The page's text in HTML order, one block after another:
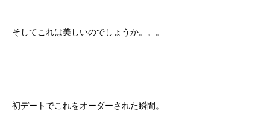
そしてこれは美しいのでしょうか。。。
初デートでこれをオーダーされた瞬間。